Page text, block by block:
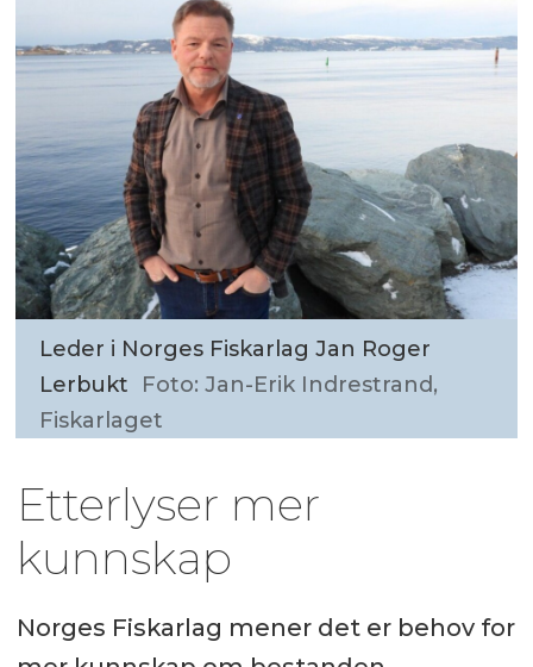
Leder i Norges Fiskarlag Jan Roger
Lerbukt
Foto: Jan-Erik Indrestrand,
Fiskarlaget
Etterlyser mer
kunnskap
Norges Fiskarlag mener det er behov for